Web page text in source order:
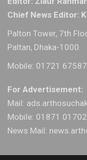
Chief News Editor:
Palton Tower, 7th
Paltan, Dhaka-1000.
Mobile: 01721
For Advertisement:
Mail:
Mobile: 01871
News Mail: